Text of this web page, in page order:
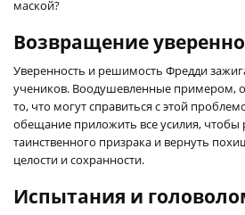
маской?
Возвращение
Уверенность и решимость Фредди
учеников. Воодушевленные примером,
то, что могут справиться с этой
обещание приложить все усилия, чтобы
таинственного призрака и вернуть
целости и сохранности.
Испытания и